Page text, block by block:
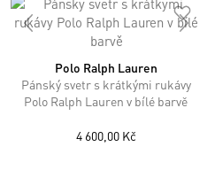
Polo Ralph Lauren
Pánský svetr s krátkými rukávy
Polo Ralph Lauren v bílé barvě
4 600,00 Kč